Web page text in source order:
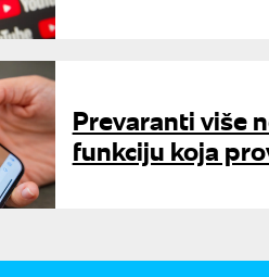
Prevaranti više
funkciju koja